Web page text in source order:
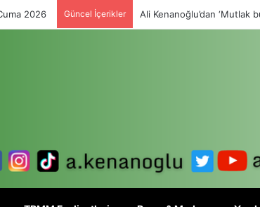
2026 Güncel İçerikler Ali Kenanoğlu’dan ‘Mutlak